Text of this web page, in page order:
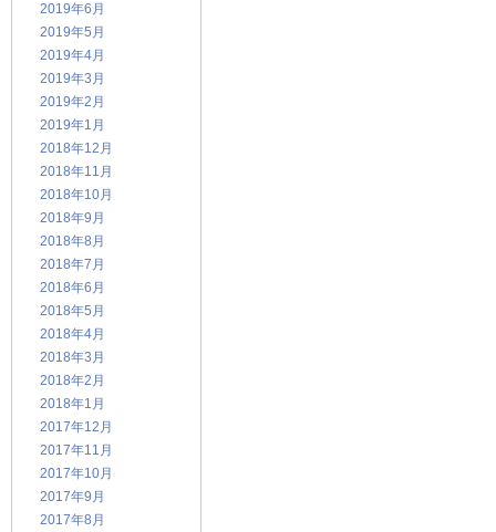
2019年6月
2019年5月
2019年4月
2019年3月
2019年2月
2019年1月
2018年12月
2018年11月
2018年10月
2018年9月
2018年8月
2018年7月
2018年6月
2018年5月
2018年4月
2018年3月
2018年2月
2018年1月
2017年12月
2017年11月
2017年10月
2017年9月
2017年8月